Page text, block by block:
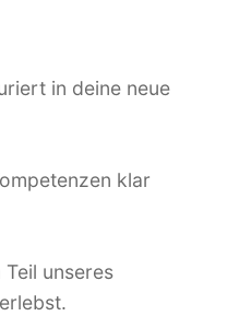
in deine neue
klar
unseres